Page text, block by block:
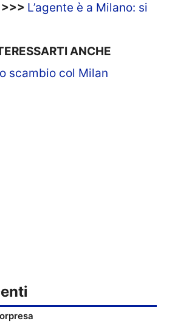
>>> L’agente è a Milano: si
ANCHE
scambio col Milan